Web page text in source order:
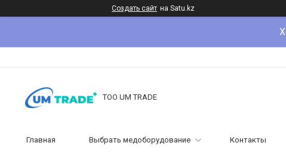
Создать сайт на Satu.kz
ТОО UM TRADE
Главная Выбрать медоборудование Контакты